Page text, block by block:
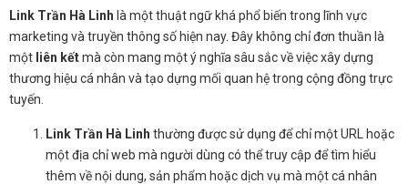
Link Trần Hà Linh là một thuật ngữ khá phổ biến trong lĩnh vực
marketing và truyền thông số hiện nay. Đây không chỉ đơn thuần là
một liên kếtmà còn mang một ý nghĩa sâu sắc về việc xây dựng
thương hiệu cá nhân và tạo dựng mối quan hệ trong cộng đồng trực
tuyến.
Link Trần Hà Linh thường được sử dụng để chỉ một URL hoặc
một địa chỉ web mà người dùng có thể truy cập để tìm hiểu
thêm về nội dung, sản phẩm hoặc dịch vụ mà một cá nhân